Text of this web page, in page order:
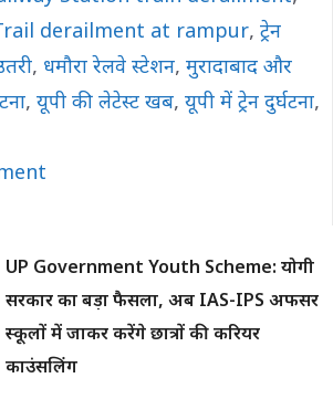
derailment at rampur, ट्रेन
, धमौरा रेलवे स्टेशन, मुरादाबाद और
, यूपी की लेटेस्ट खब, यूपी में ट्रेन दुर्घटना,
UP Government Youth Scheme: योगी
सरकार का बड़ा फैसला, अब IAS-IPS अफसर
स्कूलों में जाकर करेंगे छात्रों की करियर
काउंसलिंग